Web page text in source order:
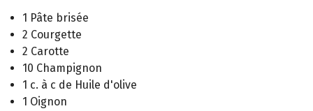
1 Pâte brisée
2 Courgette
2 Carotte
10 Champignon
1 c. à c de Huile d'olive
1 Oignon